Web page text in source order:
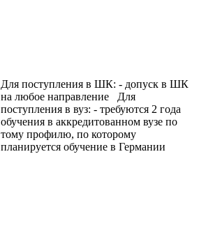
Для поступления в ШК: - допуск в ШК
на любое направление Для
поступления в вуз: - требуются 2 года
обучения в аккредитованном вузе по
тому профилю, по которому
планируется обучение в Германии